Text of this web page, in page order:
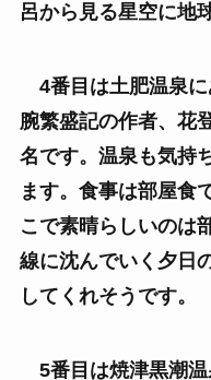
呂から見る星空に地
4番目は土肥温泉に
腕繁盛記の作者、花
名です。温泉も気持
ます。食事は部屋食
こで素晴らしいのは
線に沈んでいく夕日
してくれそうです。
5番目は焼津黒潮温